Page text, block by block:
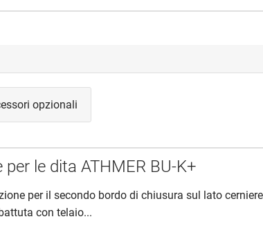
opzionali
per le dita ATHMER BU-K+
per il secondo bordo di chiusura sul lato cerniere
con telaio...